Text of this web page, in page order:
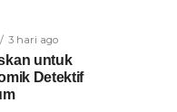
3 hari ago
untuk
Detektif